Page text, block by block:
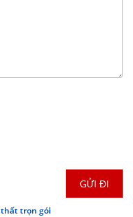
thất trọn gói